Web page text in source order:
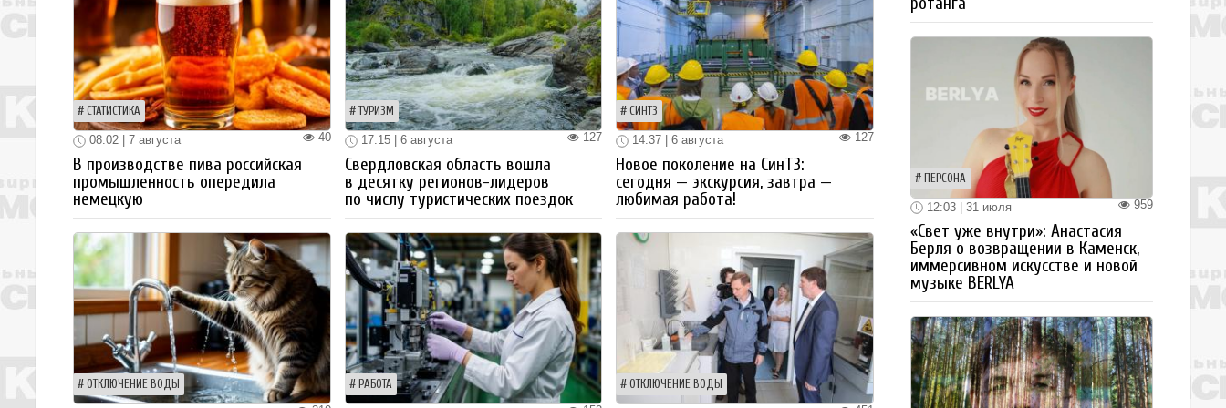
СТАТИСТИКА
40
08:02 | 7 августа
В производстве пива российская
промышленность опередила
немецкую
ТУРИЗМ
127
17:15 | 6 августа
Свердловская область вошла
в десятку регионов-лидеров
по числу туристических поездок
СИНТЗ
127
14:37 | 6 августа
Новое поколение на СинТЗ:
сегодня — экскурсия, завтра —
любимая работа!
ОТКЛЮЧЕНИЕ ВОДЫ РАБОТА ОТКЛЮЧЕНИЕ ВОДЫ
ПЕРСОНА
959
12:03 | 31 июля
«Свет уже внутри»: Анастасия
Берля о возвращении в Каменск,
иммерсивном искусстве и новой
музыке BERLYA